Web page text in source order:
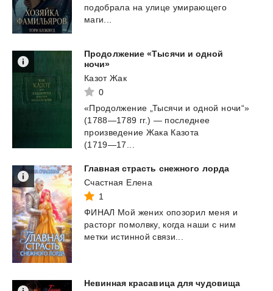
подобрала на улице умирающего
маги...
Продолжение «Тысячи и одной
ночи»
Казот Жак
0
«Продолжение „Тысячи и одной ночи“»
(1788—1789 гг.) — последнее
произведение Жака Казота
(1719—17...
Главная страсть снежного лорда
Счастная Елена
1
ФИНАЛ Мой жених опозорил меня и
расторг помолвку, когда наши с ним
метки истинной связи...
Невинная красавица для чудовища